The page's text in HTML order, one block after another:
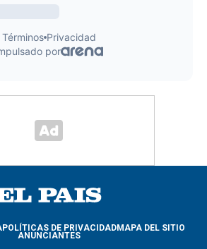
POLÍTICAS DE PRIVACIDADMAPA DEL SITIO
ANUNCIANTES